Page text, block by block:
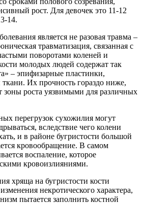
рост. Для девочек это 11-12
14.
является не разовая травма –
травматизация, связанная с
поворотами коленей и
молодых людей содержат так
– эпифизарные пластинки,
Их прочность гораздо ниже,
зоны роста уязвимыми для различных
перегрузок сухожилия могут
вследствие чего колени
и в районе бугристости большой
кровообращение. В самом
воспаление, которое
кровоизлияниями.
хряща на бугристости кости
некротического характера,
пытается заполнить костной